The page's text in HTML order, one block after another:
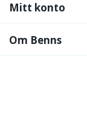
Mitt konto
Om Benns